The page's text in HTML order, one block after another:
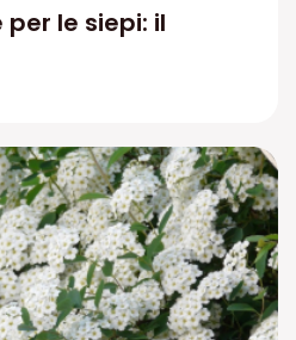
le siepi: il